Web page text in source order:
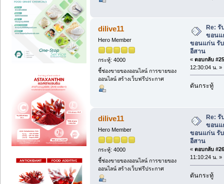
dilive11
Hero Member
กระทู้: 4000
ชี้ช่องขายของออนไลน์ การขายของ
ออนไลน์ สร้างเว็บฟรีประกาศ
Re: รั
ขอนแ
ขอนแก่น รั
อีสาน
« ตอบกลับ
12:30:04 น. »
ดันกระทู้
dilive11
Hero Member
กระทู้: 4000
ชี้ช่องขายของออนไลน์ การขายของ
ออนไลน์ สร้างเว็บฟรีประกาศ
Re: รั
ขอนแ
ขอนแก่น รั
อีสาน
« ตอบกลับ
11:10:24 น. »
ดันกระทู้